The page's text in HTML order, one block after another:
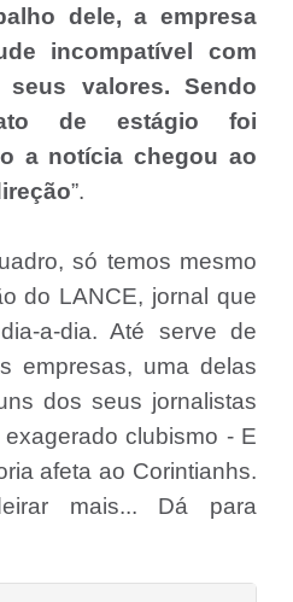
dele, a empresa
incompatível com
valores. Sendo
de estágio foi
a notícia chegou ao
”.
só temos mesmo
do LANCE, jornal que
a-dia. Até serve de
empresas, uma delas
dos seus jornalistas
clubismo - E
afeta ao Corintianhs.
mais... Dá para